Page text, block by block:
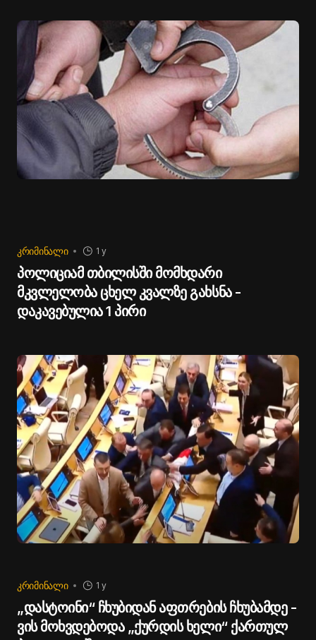
ᲙᲠᲘᲛᲘᲜᲐᲚᲘ 1 y
პოლიციამ თბილისში მომხდარი
მკვლელობა ცხელ კვალზე გახსნა -
დაკავებულია 1 პირი
ᲙᲠᲘᲛᲘᲜᲐᲚᲘ 1 y
„დასტოინი“ ჩხუბიდან აფთრების ჩხუბამდე -
ვის მოხვდებოდა „ქურდის ხელი“ ქართულ